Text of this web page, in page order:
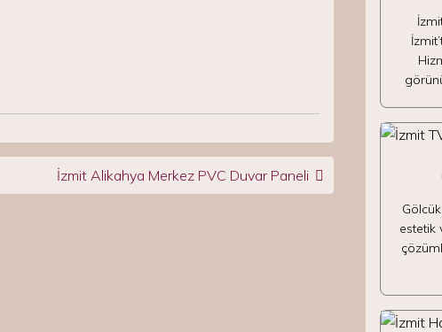
İzmit Alikahya Merkez PVC Duvar Paneli
estetik